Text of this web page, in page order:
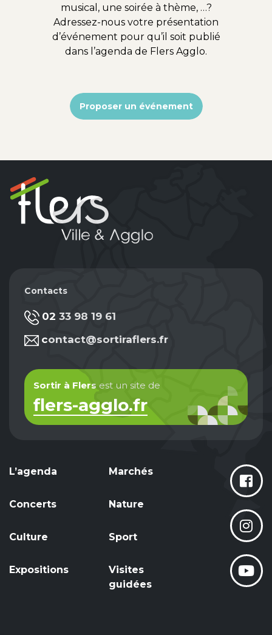
musical, une soirée à thème, …?
Adressez-nous votre présentation
d’événement pour qu’il soit publié
dans l’agenda de Flers Agglo.
Proposer un événement
Contacts
02 33 98 19 61
contact@sortiraflers.fr
Sortir à Flers est un site de
flers-agglo.fr
L’agenda
Concerts
Culture
Expositions
Marchés
Nature
Sport
Visites
guidées